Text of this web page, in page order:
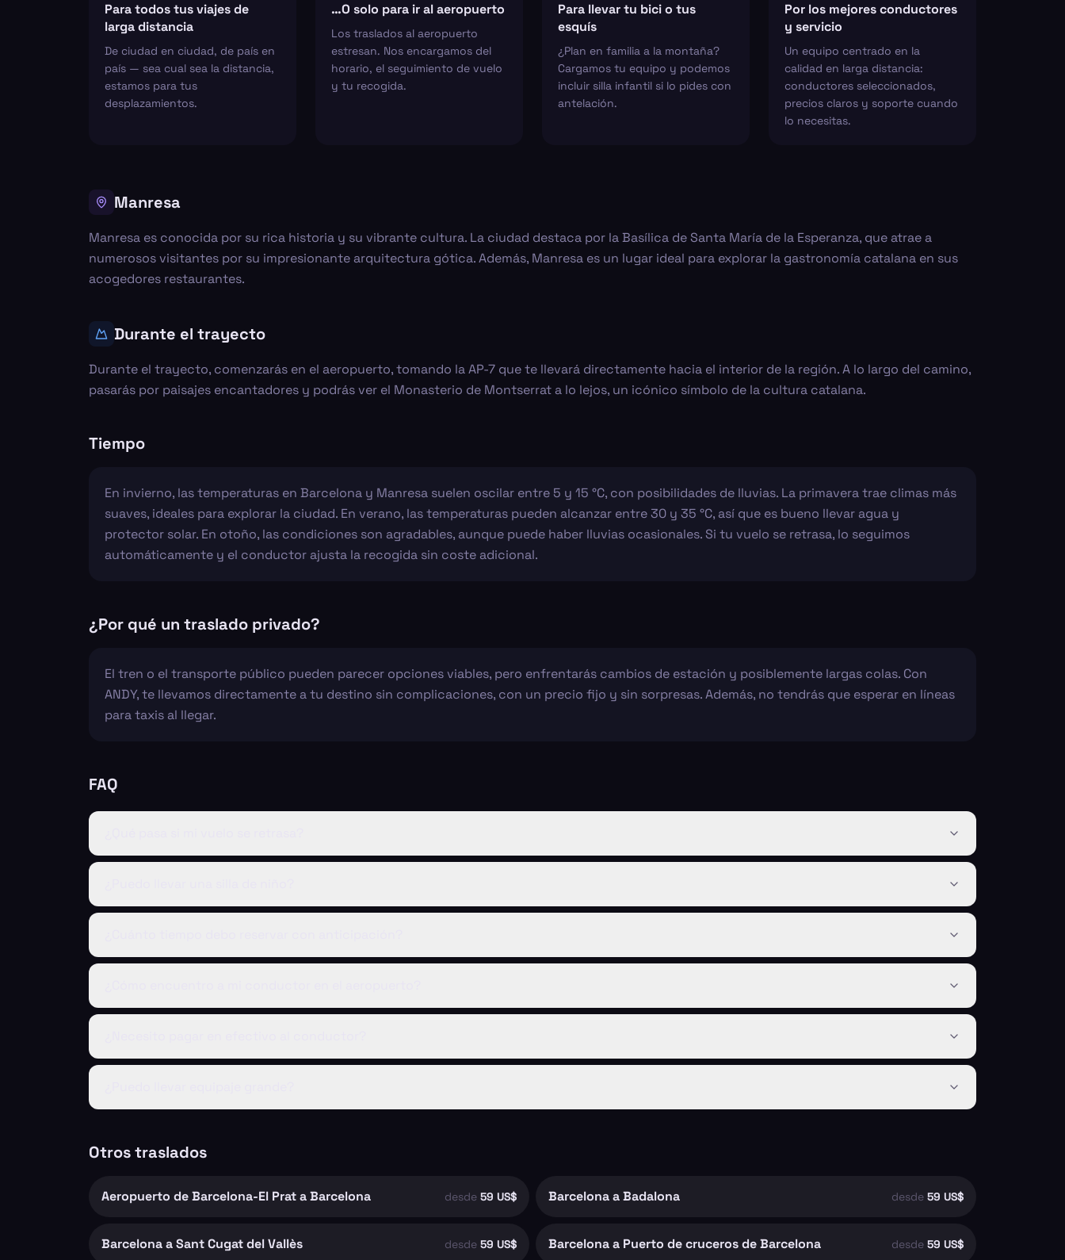
Para todos tus viajes de
larga distancia
De ciudad en ciudad, de país en
país — sea cual sea la distancia,
estamos para tus
desplazamientos.
…O solo para ir al aeropuerto
Los traslados al aeropuerto
estresan. Nos encargamos del
horario, el seguimiento de vuelo
y tu recogida.
Para llevar tu bici o tus
esquís
¿Plan en familia a la montaña?
Cargamos tu equipo y podemos
incluir silla infantil si lo pides con
antelación.
Por los mejores conductores
y servicio
Un equipo centrado en la
calidad en larga distancia:
conductores seleccionados,
precios claros y soporte cuando
lo necesitas.
Manresa
Manresa es conocida por su rica historia y su vibrante cultura. La ciudad destaca por la Basílica de Santa María de la Esperanza, que atrae a
numerosos visitantes por su impresionante arquitectura gótica. Además, Manresa es un lugar ideal para explorar la gastronomía catalana en sus
acogedores restaurantes.
Durante el trayecto
Durante el trayecto, comenzarás en el aeropuerto, tomando la AP-7 que te llevará directamente hacia el interior de la región. A lo largo del camino,
pasarás por paisajes encantadores y podrás ver el Monasterio de Montserrat a lo lejos, un icónico símbolo de la cultura catalana.
Tiempo
En invierno, las temperaturas en Barcelona y Manresa suelen oscilar entre 5 y 15 °C, con posibilidades de lluvias. La primavera trae climas más
suaves, ideales para explorar la ciudad. En verano, las temperaturas pueden alcanzar entre 30 y 35 °C, así que es bueno llevar agua y
protector solar. En otoño, las condiciones son agradables, aunque puede haber lluvias ocasionales. Si tu vuelo se retrasa, lo seguimos
automáticamente y el conductor ajusta la recogida sin coste adicional.
¿Por qué un traslado privado?
El tren o el transporte público pueden parecer opciones viables, pero enfrentarás cambios de estación y posiblemente largas colas. Con
ANDY, te llevamos directamente a tu destino sin complicaciones, con un precio fijo y sin sorpresas. Además, no tendrás que esperar en líneas
para taxis al llegar.
FAQ
Otros traslados
Aeropuerto de Barcelona-El Prat a Barcelona desde 59 US$ Barcelona a Badalona desde 59 US$
Barcelona a Sant Cugat del Vallès desde 59 US$ Barcelona a Puerto de cruceros de Barcelona desde 59 US$